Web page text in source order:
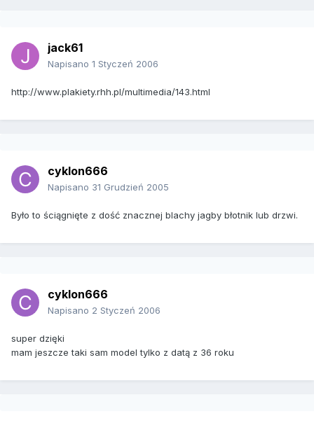
jack61
Napisano 1 Styczeń 2006
http://www.plakiety.rhh.pl/multimedia/143.html
cyklon666
Napisano 31 Grudzień 2005
Było to ściągnięte z dość znacznej blachy jagby błotnik lub drzwi.
cyklon666
Napisano 2 Styczeń 2006
super dzięki
mam jeszcze taki sam model tylko z datą z 36 roku